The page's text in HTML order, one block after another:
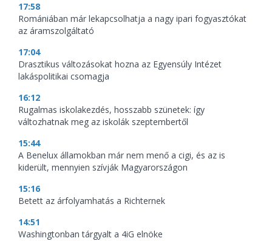
17:58
Romániában már lekapcsolhatja a nagy ipari fogyasztókat
az áramszolgáltató
17:04
Drasztikus változásokat hozna az Egyensúly Intézet
lakáspolitikai csomagja
16:12
Rugalmas iskolakezdés, hosszabb szünetek: így
változhatnak meg az iskolák szeptembertől
15:44
A Benelux államokban már nem menő a cigi, és az is
kiderült, mennyien szívják Magyarországon
15:16
Betett az árfolyamhatás a Richternek
14:51
Washingtonban tárgyalt a 4iG elnöke